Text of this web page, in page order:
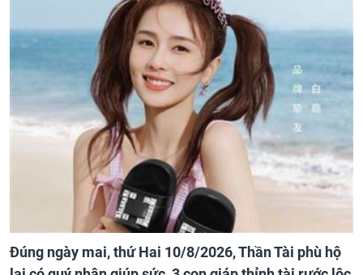
Đúng ngày mai, thứ Hai 10/8/2026, Thần Tài phù hộ